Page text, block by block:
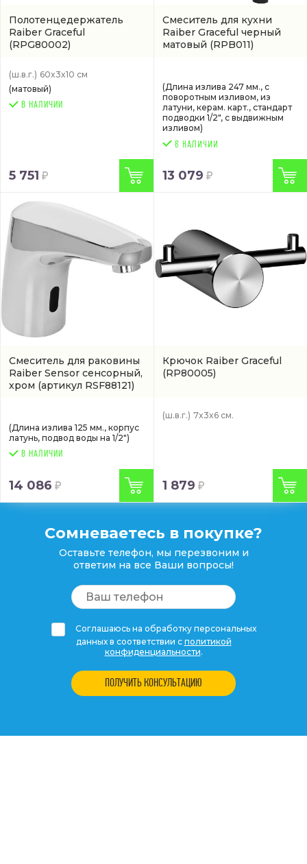
Полотенцедержатель
Raiber Graceful
(RPG80002)
(ш.в.г.) 60x3x10 см
(матовый)
В НАЛИЧИИ
5 751
Смеситель для кухни
Raiber Graceful черный
матовый (RPB011)
(Длина излива 247 мм., с
поворотным изливом, из
латуни, керам. карт., стандарт
подводки 1/2", с выдвижным
изливом)
13 079
Смеситель для раковины
Raiber Sensor сенсорный,
хром (артикул RSF88121)
(Длина излива 125 мм., корпус
латунь, подвод воды на 1/2")
В НАЛИЧИИ
14 086
Крючок Raiber Graceful
(RP80005)
(ш.в.г.) 7x3x6 см.
1 879
Сомневаетесь в покупке?
Оставьте телефон, мы перезвоним и
ответим на все Ваши вопросы!
Соглашаюсь на обработку персональных
данных в соответствии с политикой
конфиденциальности.
ПОЛУЧИТЬ КОНСУЛЬТАЦИЮ